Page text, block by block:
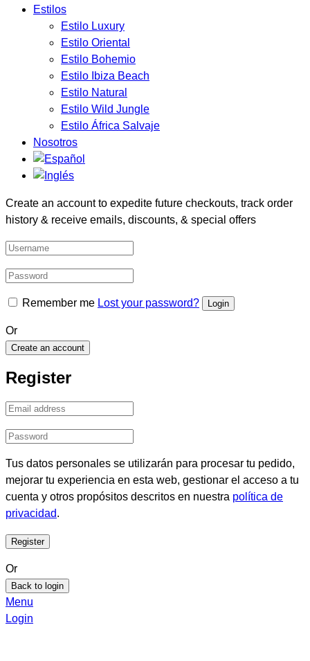
Estilos
Estilo Luxury
Estilo Oriental
Estilo Bohemio
Estilo Ibiza Beach
Estilo Natural
Estilo Wild Jungle
Estilo África Salvaje
Nosotros
Create an account to expedite future checkouts, track order
history & receive emails, discounts, & special offers
Remember me Lost your password?
Or
Create an account
Register
Tus datos personales se utilizarán para procesar tu pedido,
mejorar tu experiencia en esta web, gestionar el acceso a tu
cuenta y otros propósitos descritos en nuestra política de
privacidad.
Or
Back to login
Menu
Login